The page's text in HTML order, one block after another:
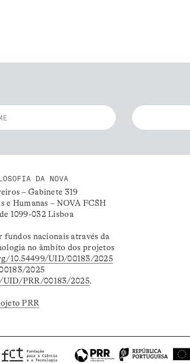
DA NOVA
– Gabinete 319
e Humanas – NOVA FCSH
1099-032 Lisboa
nacionais através da
no âmbito dos projetos
10.54499/UID/00183/2025
2025
PRR/00183/2025.
PRR